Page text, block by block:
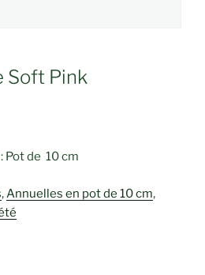
Soft Pink
Pot de 10 cm
, Annuelles en pot de 10 cm,